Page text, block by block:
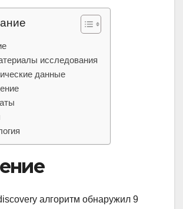
исследования
данные
алгоритм обнаружил 9